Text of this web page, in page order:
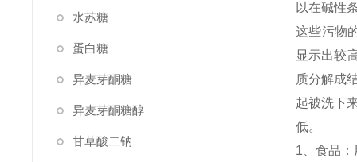
水苏糖
蛋白糖
异麦芽酮糖
异麦芽酮糖醇
甘草酸二钠
以在碱性
这些污物
显示出较
质分解成
起被洗下
低。
1、食品